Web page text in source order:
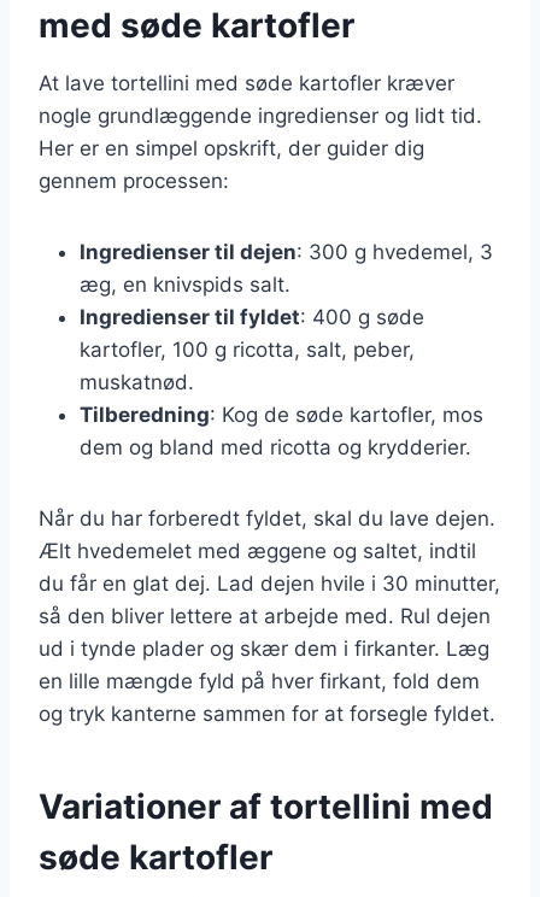
med søde kartofler
At lave tortellini med søde kartofler kræver
nogle grundlæggende ingredienser og lidt tid.
Her er en simpel opskrift, der guider dig
gennem processen:
Ingredienser til dejen: 300 g hvedemel, 3
æg, en knivspids salt.
Ingredienser til fyldet: 400 g søde
kartofler, 100 g ricotta, salt, peber,
muskatnød.
Tilberedning: Kog de søde kartofler, mos
dem og bland med ricotta og krydderier.
Når du har forberedt fyldet, skal du lave dejen.
Ælt hvedemelet med æggene og saltet, indtil
du får en glat dej. Lad dejen hvile i 30 minutter,
så den bliver lettere at arbejde med. Rul dejen
ud i tynde plader og skær dem i firkanter. Læg
en lille mængde fyld på hver firkant, fold dem
og tryk kanterne sammen for at forsegle fyldet.
Variationer af tortellini med
søde kartofler